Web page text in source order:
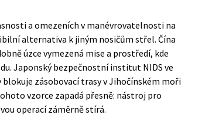
a omezeních v manévrovatelnosti na
alternativa k jiným nosičům střel. Čína
úzce vymezená mise a prostředí, kde
Japonský bezpečnostní institut NIDS ve
zásobovací trasy v Jihočínském moři
vzorce zapadá přesně: nástroj pro
operací záměrně stírá.